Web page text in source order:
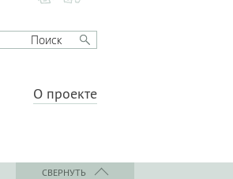
О проекте
СВЕРНУТЬ